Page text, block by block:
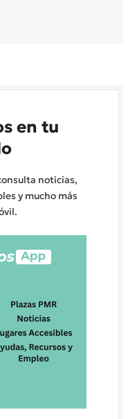
en tu
noticias,
y mucho más